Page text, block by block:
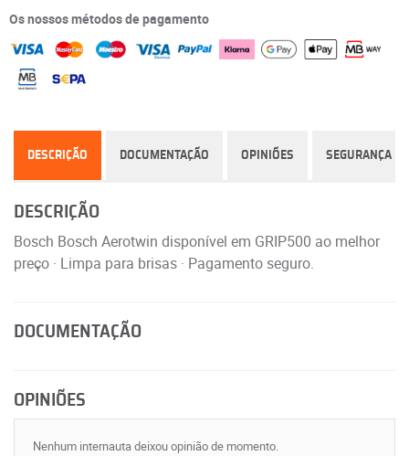
Os nossos métodos de pagamento
DESCRIÇÃO DOCUMENTAÇÃO OPINIÕES SEGURANÇA
DESCRIÇÃO
Bosch Bosch Aerotwin disponível em GRIP500 ao melhor
preço · Limpa para brisas · Pagamento seguro.
DOCUMENTAÇÃO
OPINIÕES
Nenhum internauta deixou opinião de momento.